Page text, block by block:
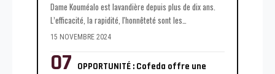
Dame Kouméalo est lavandière depuis plus de dix ans.
L’efficacité, la rapidité, l'honnêteté sont les…
15 NOVEMBRE 2024
OPPORTUNITÉ : Cofeda offre une